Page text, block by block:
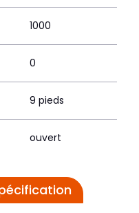
1000
0
9 pieds
ouvert